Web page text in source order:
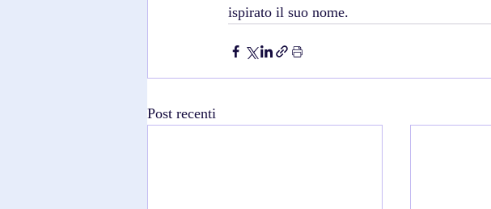
ispirato il suo nome.
Post recenti